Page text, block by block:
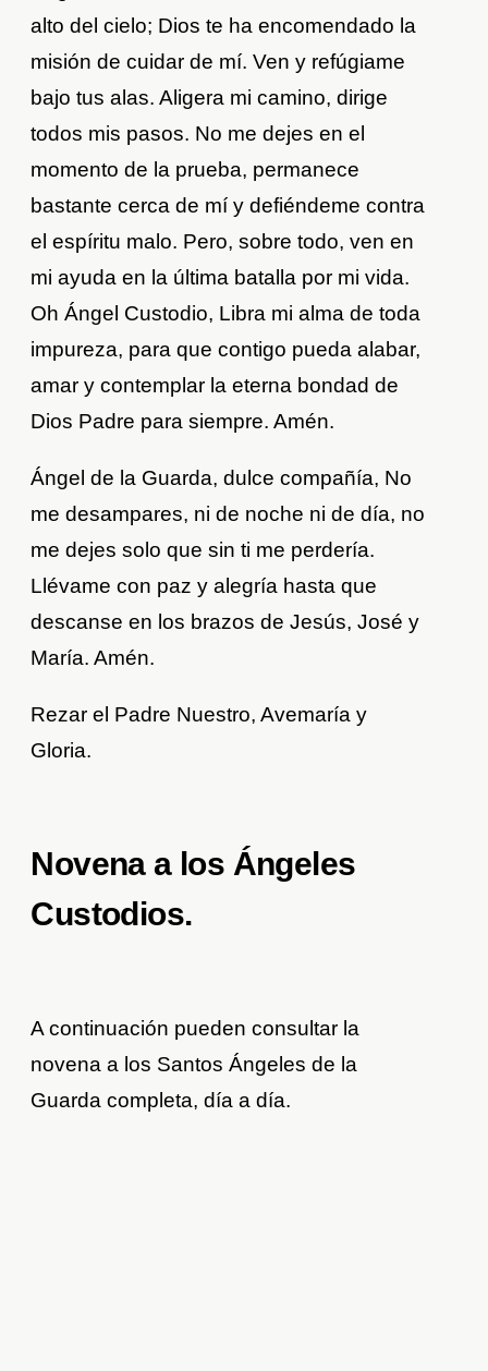
alto del cielo; Dios te ha encomendado la
misión de cuidar de mí. Ven y refúgiame
bajo tus alas. Aligera mi camino, dirige
todos mis pasos. No me dejes en el
momento de la prueba, permanece
bastante cerca de mí y defiéndeme contra
el espíritu malo. Pero, sobre todo, ven en
mi ayuda en la última batalla por mi vida.
Oh Ángel Custodio, Libra mi alma de toda
impureza, para que contigo pueda alabar,
amar y contemplar la eterna bondad de
Dios Padre para siempre. Amén.
Ángel de la Guarda, dulce compañía, No
me desampares, ni de noche ni de día, no
me dejes solo que sin ti me perdería.
Llévame con paz y alegría hasta que
descanse en los brazos de Jesús, José y
María. Amén.
Rezar el Padre Nuestro, Avemaría y
Gloria.
Novena a los Ángeles
Custodios.
A continuación pueden consultar la
novena a los Santos Ángeles de la
Guarda completa, día a día.